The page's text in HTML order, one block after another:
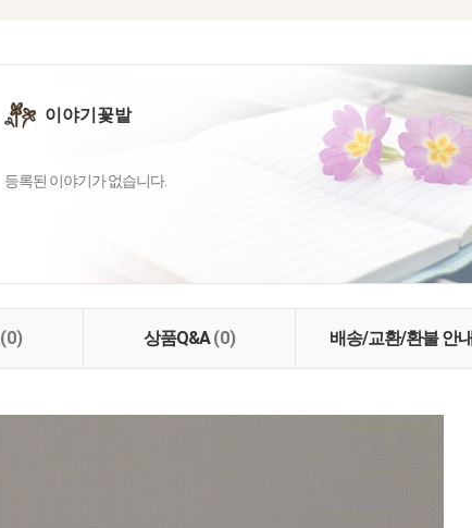
이야기꽃밭
등록된 이야기가 없습니다.
(0) 상품Q&A(0) 배송/교환/환불 안내